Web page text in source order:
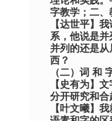
字教学；二
【达世平】 我
系，他说是
并列的还是
西？
（二）词 和
【 史有为】 文
分开研究和合
【叶文曦】 我